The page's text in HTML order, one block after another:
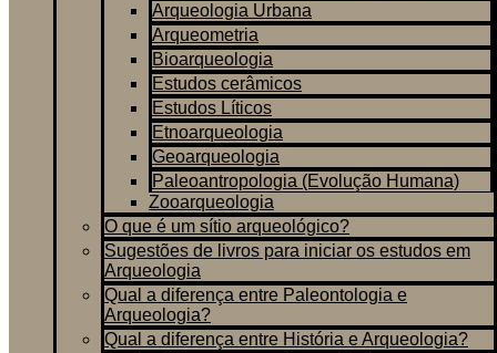
Arqueologia Urbana
Arqueometria
Bioarqueologia
Estudos cerâmicos
Estudos Líticos
Etnoarqueologia
Geoarqueologia
Paleoantropologia (Evolução Humana)
Zooarqueologia
O que é um sítio arqueológico?
Sugestões de livros para iniciar os estudos em
Arqueologia
Qual a diferença entre Paleontologia e
Arqueologia?
Qual a diferença entre História e Arqueologia?